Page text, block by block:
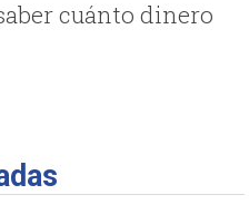
cuánto dinero